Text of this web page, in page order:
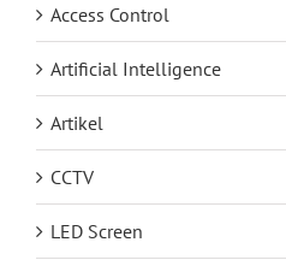
Access Control
Artificial Intelligence
Artikel
CCTV
LED Screen